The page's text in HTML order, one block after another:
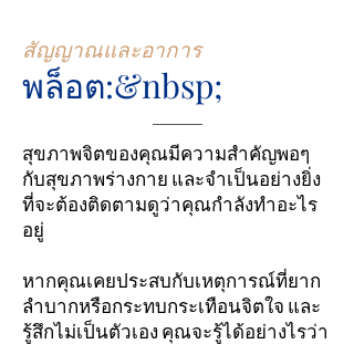
สัญญาณและอาการ
พล็อต:&nbsp;
สุขภาพจิตของคุณมีความสำคัญพอๆ
กับสุขภาพร่างกาย และจำเป็นอย่างยิ่ง
ที่จะต้องติดตามดูว่าคุณกำลังทำอะไร
อยู่
หากคุณเคยประสบกับเหตุการณ์ที่ยาก
ลำบากหรือกระทบกระเทือนจิตใจ และ
รู้สึกไม่เป็นตัวเอง คุณจะรู้ได้อย่างไรว่า